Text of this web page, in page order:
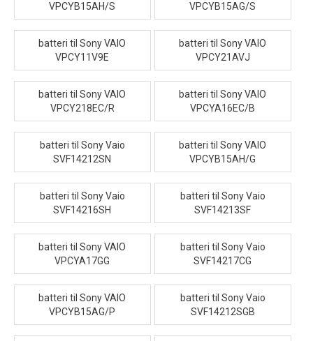
VPCYB15AH/S
VPCYB15AG/S
batteri til Sony VAIO
VPCY11V9E
batteri til Sony VAIO
VPCY21AVJ
batteri til Sony VAIO
VPCY218EC/R
batteri til Sony VAIO
VPCYA16EC/B
batteri til Sony Vaio
SVF14212SN
batteri til Sony VAIO
VPCYB15AH/G
batteri til Sony Vaio
SVF14216SH
batteri til Sony Vaio
SVF14213SF
batteri til Sony VAIO
VPCYA17GG
batteri til Sony Vaio
SVF14217CG
batteri til Sony VAIO
VPCYB15AG/P
batteri til Sony Vaio
SVF14212SGB